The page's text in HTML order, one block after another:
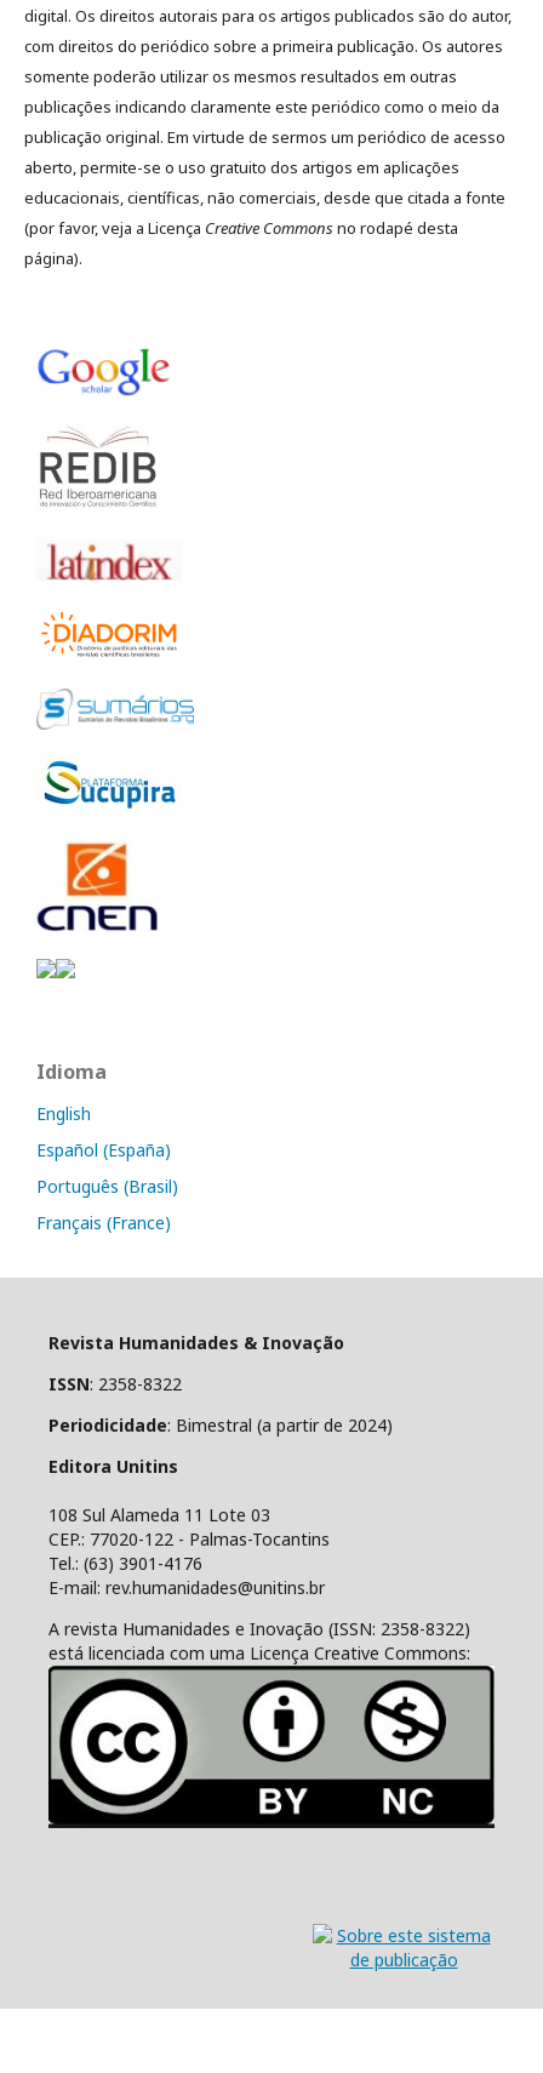
digital. Os direitos autorais para os artigos publicados são do autor,
com direitos do periódico sobre a primeira publicação. Os autores
somente poderão utilizar os mesmos resultados em outras
publicações indicando claramente este periódico como o meio da
publicação original. Em virtude de sermos um periódico de acesso
aberto, permite-se o uso gratuito dos artigos em aplicações
educacionais, científicas, não comerciais, desde que citada a fonte
(por favor, veja a Licença Creative Commonsno rodapé desta
página).
Idioma
English
Español (España)
Português (Brasil)
Français (France)
Revista Humanidades & Inovação
ISSN: 2358-8322
Periodicidade: Bimestral (a partir de 2024)
Editora Unitins
108 Sul Alameda 11 Lote 03
CEP.: 77020-122 - Palmas-Tocantins
Tel.: (63) 3901-4176
E-mail: rev.humanidades@unitins.br
A revista Humanidades e Inovação (ISSN: 2358-8322)
está licenciada com uma Licença Creative Commons: